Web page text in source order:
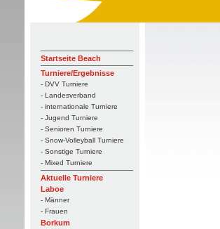
Startseite Beach
Turniere/Ergebnisse
- DVV Turniere
- Landesverband
- internationale Turniere
- Jugend Turniere
- Senioren Turniere
- Snow-Volleyball Turniere
- Sonstige Turniere
- Mixed Turniere
Aktuelle Turniere
Laboe
- Männer
- Frauen
Borkum